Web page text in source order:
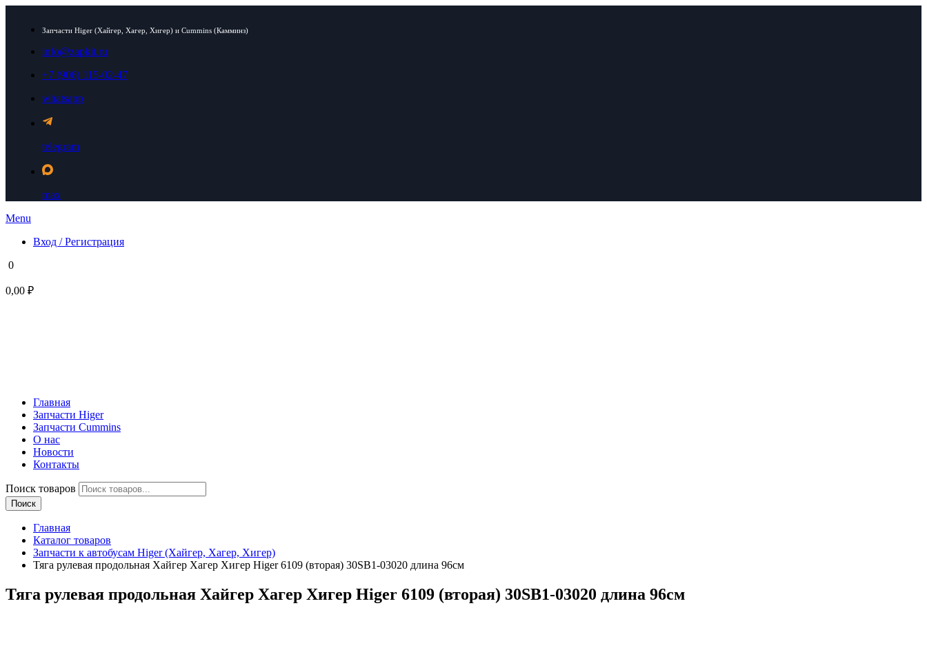
Запчасти Higer (Хайгер, Хагер, Хигер) и Cummins (Камминз)
info@zapkit.ru
+7 (906) 115-02-47
whatsapp
telegram
max
Menu
Вход / Регистрация
0
0,00 ₽
Главная
Запчасти Higer
Запчасти Cummins
О нас
Новости
Контакты
Поиск товаров
Поиск
Главная
Каталог товаров
Запчасти к автобусам Higer (Хайгер, Хагер, Хигер)
Тяга рулевая продольная Хайгер Хагер Хигер Higer 6109 (вторая) 30SB1-03020 длина 96см
Тяга рулевая продольная Хайгер Хагер Хигер Higer 6109 (вторая) 30SB1-03020 длина 96см